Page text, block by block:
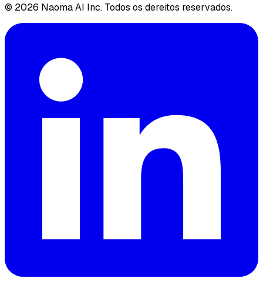
© 2026 Naoma AI Inc. Todos os dereitos reservados.